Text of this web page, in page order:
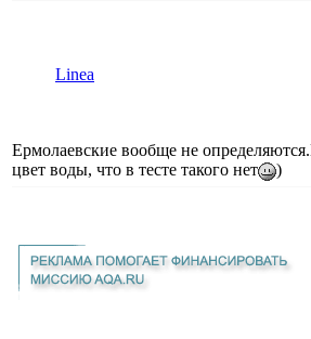
Linea
Ермолаевские вообще не
цвет воды, что в тесте такого нет
)